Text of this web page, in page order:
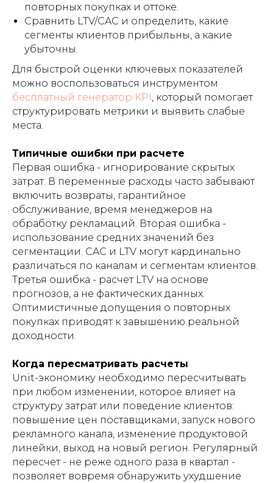
повторных покупках и оттоке.
Сравнить LTV/CAC и определить, какие
сегменты клиентов прибыльны, а какие
убыточны.
Для быстрой оценки ключевых показателей
можно воспользоваться инструментом
бесплатный генератор KPI , который помогает
структурировать метрики и выявить слабые
места.
Типичные ошибки при расчете
Первая ошибка - игнорирование скрытых
затрат. В переменные расходы часто забывают
включить возвраты, гарантийное
обслуживание, время менеджеров на
обработку рекламаций. Вторая ошибка -
использование средних значений без
сегментации. CAC и LTV могут кардинально
различаться по каналам и сегментам клиентов.
Третья ошибка - расчет LTV на основе
прогнозов, а не фактических данных.
Оптимистичные допущения о повторных
покупках приводят к завышению реальной
доходности.
Когда пересматривать расчеты
Unit-экономику необходимо пересчитывать
при любом изменении, которое влияет на
структуру затрат или поведение клиентов:
повышение цен поставщиками, запуск нового
рекламного канала, изменение продуктовой
линейки, выход на новый регион. Регулярный
пересчет - не реже одного раза в квартал -
позволяет вовремя обнаружить ухудшение